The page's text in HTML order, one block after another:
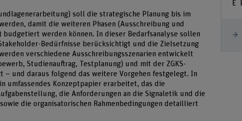
soll die strategische Planung bis im
damit die weiteren Phasen (Ausschreibung und
budgetiert werden können. In dieser Bedarfsanalyse sollen
Bedürfnisse berücksichtigt und die Zielsetzung
verschiedene Ausschreibungsszenarien entwickelt
Studienauftrag, Testplanung) und mit der ZGKS-
und daraus folgend das weitere Vorgehen festgelegt. In
umfassendes Konzeptpapier erarbeitet, das die
die Anforderungen an die Signaletik und die
die organisatorischen Rahmenbedingungen detailliert